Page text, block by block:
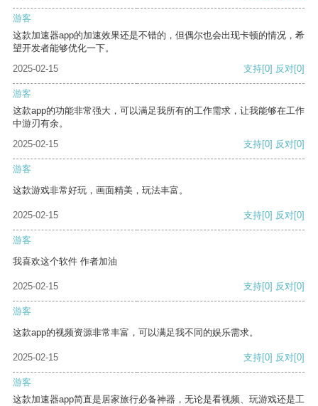
游客
这款加速器app的加速效果还是不错的，但偶尔也会出现卡顿的情况，希
望开发者能够优化一下。
2025-02-15
支持[0] 反对[0]
游客
这款app的功能非常强大，可以满足我所有的工作需求，让我能够在工作
中游刃有余。
2025-02-15
支持[0] 反对[0]
游客
这款游戏非常好玩，画面精美，玩法丰富。
2025-02-15 支持[0] 反对[0]
游客
我喜欢这个软件 作者加油
2025-02-15 支持[0] 反对[0]
游客
这款app的视频资源非常丰富，可以满足我不同的娱乐需求。
2025-02-15 支持[0] 反对[0]
游客
这款加速器app简直是居家旅行必备神器，无论是看视频、玩游戏还是工